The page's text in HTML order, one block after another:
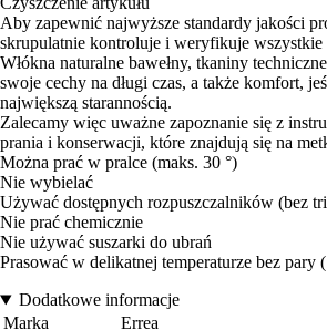
Aby zapewnić najwyższe standardy jakości
skrupulatnie kontroluje i weryfikuje wszystkie
Włókna naturalne bawełny, tkaniny
swoje cechy na długi czas, a także komfort,
największą starannością.
Zalecamy więc uważne zapoznanie się z
prania i konserwacji, które znajdują się na
Można prać w pralce (maks. 30 °)
Nie wybielać
Używać dostępnych rozpuszczalników (bez
Nie prać chemicznie
Nie używać suszarki do ubrań
Prasować w delikatnej temperaturze bez pary
Dodatkowe informacje
Marka
Errea